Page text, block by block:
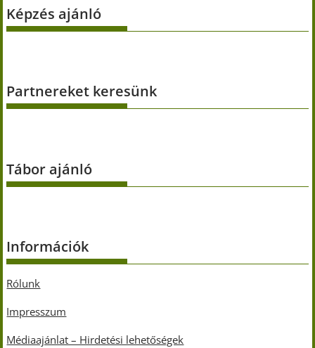
Képzés ajánló
Partnereket keresünk
Tábor ajánló
Információk
Rólunk
Impresszum
Médiaajánlat – Hirdetési lehetőségek